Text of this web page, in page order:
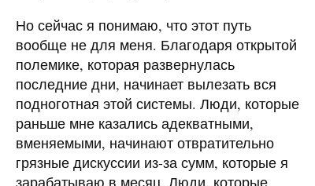
Но сейчас я понимаю, что этот путь
вообще не для меня. Благодаря открытой
полемике, которая развернулась
последние дни, начинает вылезать вся
подноготная этой системы. Люди, которые
раньше мне казались адекватными,
вменяемыми, начинают отвратительно
грязные дискуссии из-за сумм, которые я
зарабатываю в месяц. Люди, которые